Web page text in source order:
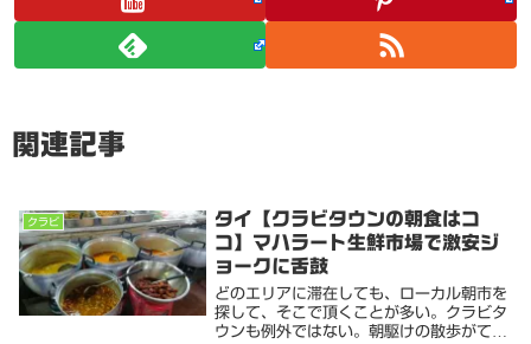
関連記事
クラビ
タイ【クラビタウンの朝食はコ
コ】マハラート生鮮市場で激安ジ
ョークに舌鼓
どのエリアに滞在しても、ローカル朝市を
探して、そこで頂くことが多い。クラビタ
ウンも例外ではない。朝駆けの散歩がてら